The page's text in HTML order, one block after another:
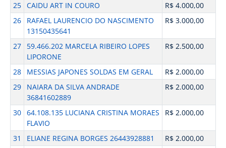
25 CAIDU ART IN COURO
R$ 4.000,00
26
RAFAEL LAURENCIO DO NASCIMENTO
13150435641
R$ 3.000,00
27
59.466.202 MARCELA RIBEIRO LOPES
LIPORONE
R$ 2.500,00
28 MESSIAS JAPONES SOLDAS EM GERAL
R$ 2.000,00
29
NAIARA DA SILVA ANDRADE
36841602889
R$ 2.000,00
30 64.108.135 LUCIANA CRISTINA MORAES
FLAVIO
R$ 2.000,00
31 ELIANE REGINA BORGES 26443928881
R$ 2.000,00